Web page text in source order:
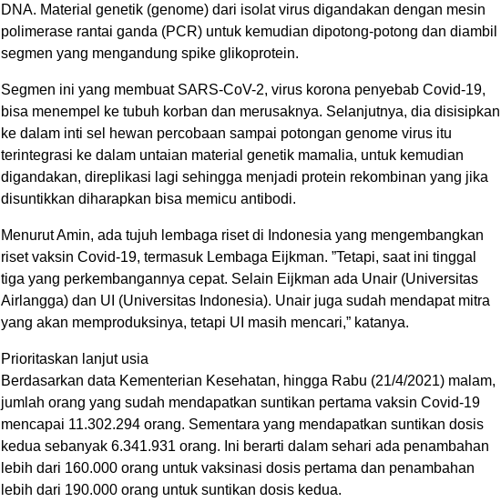
DNA. Material genetik (genome) dari isolat virus digandakan dengan mesin
polimerase rantai ganda (PCR) untuk kemudian dipotong-potong dan diambil
segmen yang mengandung spike glikoprotein.
Segmen ini yang membuat SARS-CoV-2, virus korona penyebab Covid-19,
bisa menempel ke tubuh korban dan merusaknya. Selanjutnya, dia disisipkan
ke dalam inti sel hewan percobaan sampai potongan genome virus itu
terintegrasi ke dalam untaian material genetik mamalia, untuk kemudian
digandakan, direplikasi lagi sehingga menjadi protein rekombinan yang jika
disuntikkan diharapkan bisa memicu antibodi.
Menurut Amin, ada tujuh lembaga riset di Indonesia yang mengembangkan
riset vaksin Covid-19, termasuk Lembaga Eijkman. ”Tetapi, saat ini tinggal
tiga yang perkembangannya cepat. Selain Eijkman ada Unair (Universitas
Airlangga) dan UI (Universitas Indonesia). Unair juga sudah mendapat mitra
yang akan memproduksinya, tetapi UI masih mencari,” katanya.
Prioritaskan lanjut usia
Berdasarkan data Kementerian Kesehatan, hingga Rabu (21/4/2021) malam,
jumlah orang yang sudah mendapatkan suntikan pertama vaksin Covid-19
mencapai 11.302.294 orang. Sementara yang mendapatkan suntikan dosis
kedua sebanyak 6.341.931 orang. Ini berarti dalam sehari ada penambahan
lebih dari 160.000 orang untuk vaksinasi dosis pertama dan penambahan
lebih dari 190.000 orang untuk suntikan dosis kedua.